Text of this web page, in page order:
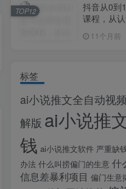
抖音从0到
课程，从
11个月前
TOP12
标签
ai小说推文全自动视
解版 ai小说推
钱 ai小说推文软件 严重缺
办法 什么叫捞偏门的生意 什
信息差暴利项目 偏门生意